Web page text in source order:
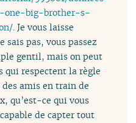
one-big-brother-s-
. Je vous laisse
sais pas, vous passez
gentil, mais on peut
qui respectent la règle
amis en train de
qu’est-ce qui vous
de capter tout